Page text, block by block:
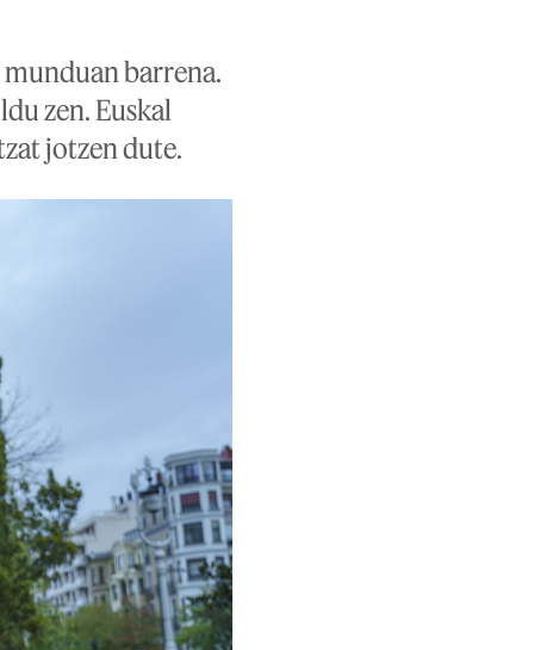
barrena.
zen. Euskal
jotzen dute.